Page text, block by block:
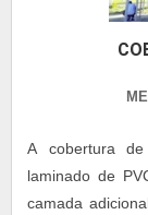
A cobertura
laminado de
camada